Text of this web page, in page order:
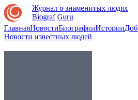
Журнал о знаменитых людях
Biograf Guru
ГлавнаяНовостиБиографииИстории
Новости известных людей